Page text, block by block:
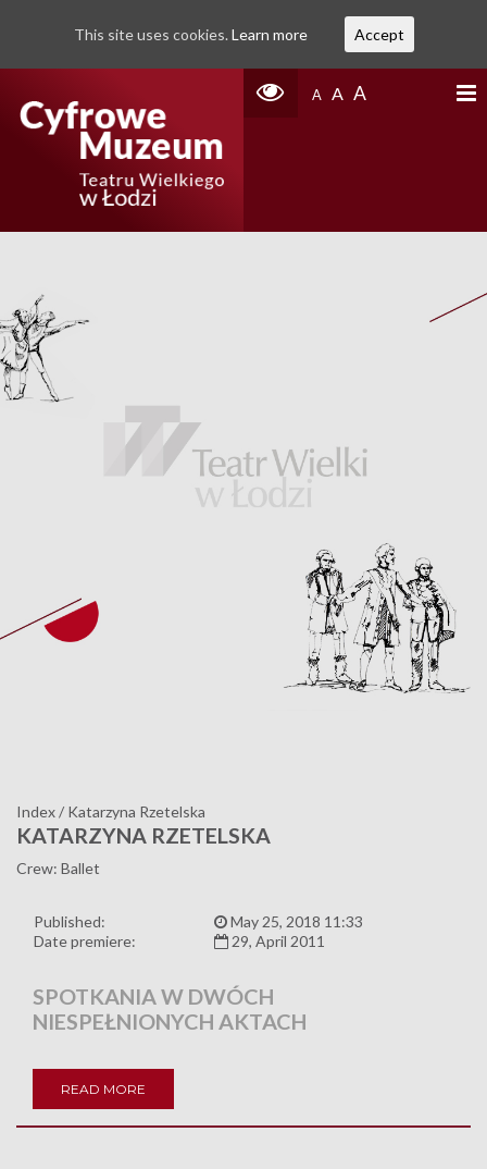
A A A
Index/ Katarzyna Rzetelska
KATARZYNA RZETELSKA
Crew: Ballet
Published:
May 25, 2018 11:33
Date premiere:
29, April 2011
SPOTKANIA W DWÓCH
NIESPEŁNIONYCH AKTACH
READ MORE
This site uses cookies. Learn more Accept